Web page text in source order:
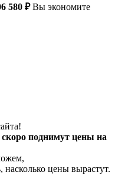
580 ₽Вы экономите
поднимут цены на
цены вырастут.